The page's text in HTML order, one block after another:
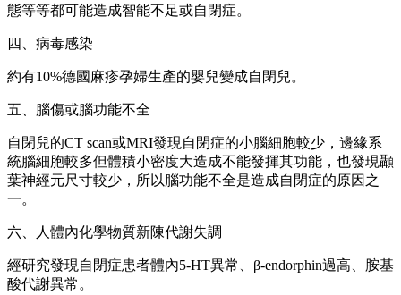
態等等都可能造成智能不足或自閉症。
四、病毒感染
約有10%德國麻疹孕婦生產的嬰兒變成自閉兒。
五、腦傷或腦功能不全
自閉兒的CT scan或MRI發現自閉症的小腦細胞較少，邊緣系
統腦細胞較多但體積小密度大造成不能發揮其功能，也發現顳
葉神經元尺寸較少，所以腦功能不全是造成自閉症的原因之
一。
六、人體內化學物質新陳代謝失調
經研究發現自閉症患者體內5-HT異常、β-endorphin過高、胺基
酸代謝異常。